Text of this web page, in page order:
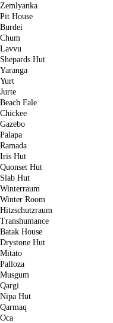
Zemlyanka
Pit House
Burdei
Chum
Lavvu
Shepards Hut
Yaranga
Yurt
Jurte
Beach Fale
Chickee
Gazebo
Palapa
Ramada
Iris Hut
Quonset Hut
Slab Hut
Winterraum
Winter Room
Hitzschutzraum
Transhumance
Batak House
Drystone Hut
Mitato
Palloza
Musgum
Qargi
Nipa Hut
Qarmaq
Oca